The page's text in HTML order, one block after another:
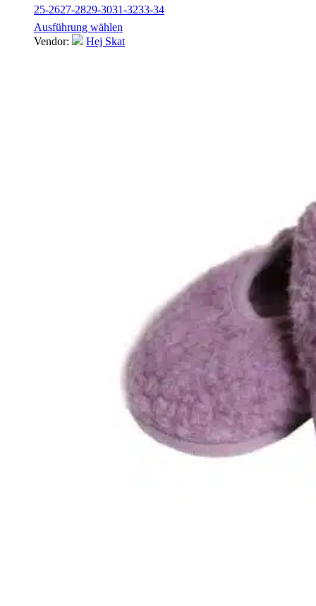
25-2627-2829-3031-3233-34
Ausführung wählen
Vendor:
Hej Skat